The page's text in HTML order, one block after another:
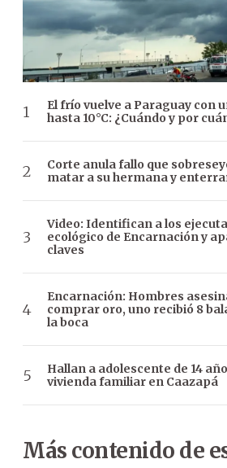
El frío vuelve a Paraguay con
hasta 10°C: ¿Cuándo y por
Corte anula fallo que
matar a su hermana y
Video: Identifican a los
ecológico de Encarnación y
claves
Encarnación: Hombres
comprar oro, uno recibió 8
la boca
Hallan a adolescente de 14
vivienda familiar en Caazapá
Más contenido de